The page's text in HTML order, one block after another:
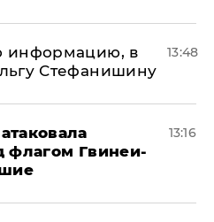
информацию, в
Стефанишину
13:48
флагом Гвинеи-
13:16